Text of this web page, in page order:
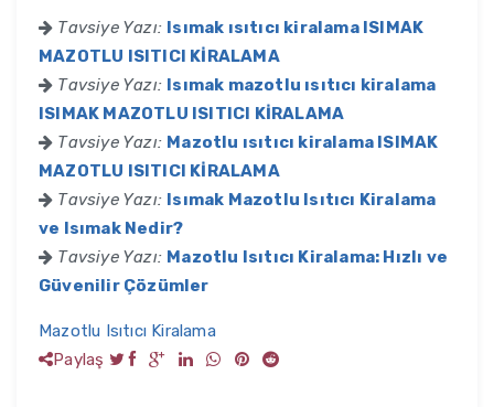
Tavsiye Yazı: Isımak ısıtıcı kiralama ISIMAK
MAZOTLU ISITICI KİRALAMA
Tavsiye Yazı: Isımak mazotlu ısıtıcı kiralama
ISIMAK MAZOTLU ISITICI KİRALAMA
Tavsiye Yazı: Mazotlu ısıtıcı kiralama ISIMAK
MAZOTLU ISITICI KİRALAMA
Tavsiye Yazı: Isımak Mazotlu Isıtıcı Kiralama
ve Isımak Nedir?
Tavsiye Yazı: Mazotlu Isıtıcı Kiralama: Hızlı ve
Güvenilir Çözümler
Mazotlu Isıtıcı Kiralama
Paylaş